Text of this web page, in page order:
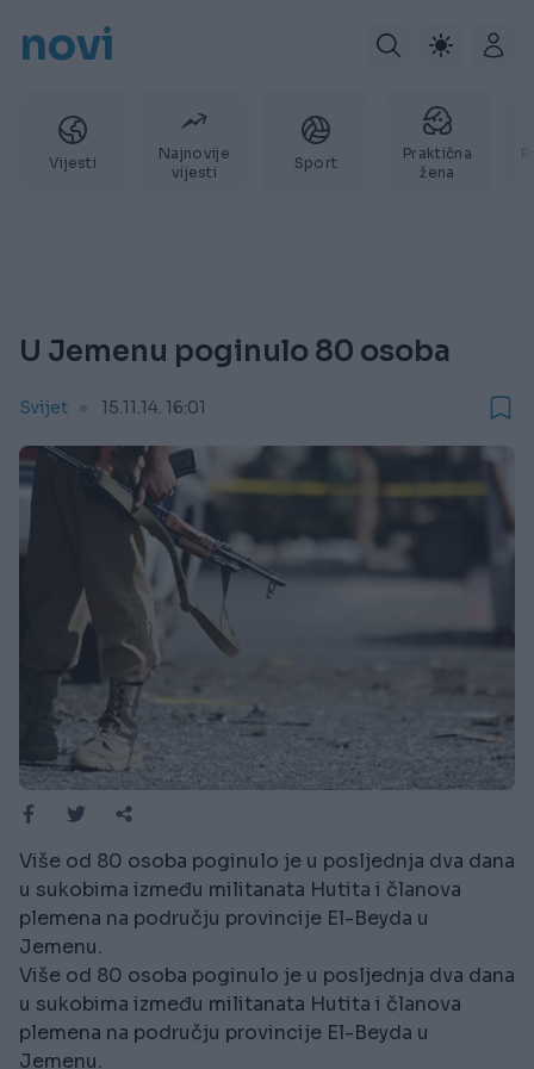
novi
Vijesti
Najnovije
vijesti
Sport
Praktična
žena
U Jemenu poginulo 80 osoba
Svijet 15.11.14. 16:01
Više od 80 osoba poginulo je u posljednja dva dana
u sukobima između militanata Hutita i članova
plemena na području provincije El-Beyda u
Jemenu.
Više od 80 osoba poginulo je u posljednja dva dana
u sukobima između militanata Hutita i članova
plemena na području provincije El-Beyda u
Jemenu.